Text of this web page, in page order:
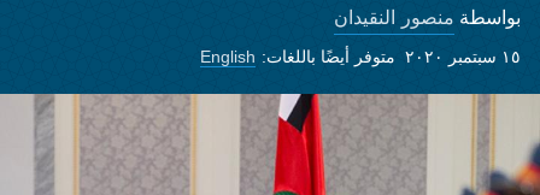
بواسطة منصور النقيدان
١٥ سبتمبر ٢٠٢٠ متوفر أيضًا باللغات: English